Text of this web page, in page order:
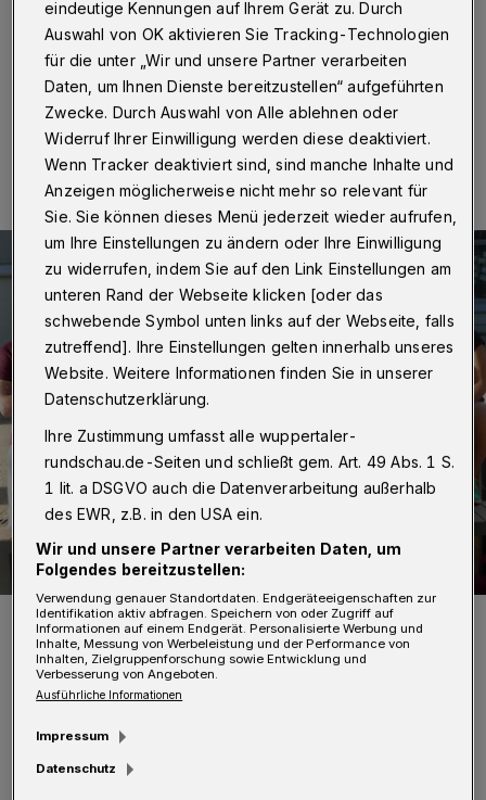
Wuppertal· Die weibliche E-Jugend des Vohwinkeler
STV (Jahrgänge 2006 bis 2008) sucht Verstärkung.
29.05.2017 , 21:29 Uhr Eine Minute Lesezeit
Das Team freut sich über Zugänge.
Foto: Verein
Sie trainiert montags von 17 bi 18.30 Uhr in der
eindeutige Kennungen auf Ihrem Gerät zu. Durch
Auswahl von OK aktivieren Sie Tracking-Technologien
für die unter „Wir und unsere Partner verarbeiten
Daten, um Ihnen Dienste bereitzustellen“ aufgeführten
Zwecke. Durch Auswahl von Alle ablehnen oder
Widerruf Ihrer Einwilligung werden diese deaktiviert.
Wenn Tracker deaktiviert sind, sind manche Inhalte und
Anzeigen möglicherweise nicht mehr so relevant für
Sie. Sie können dieses Menü jederzeit wieder aufrufen,
um Ihre Einstellungen zu ändern oder Ihre Einwilligung
zu widerrufen, indem Sie auf den Link Einstellungen am
unteren Rand der Webseite klicken [oder das
schwebende Symbol unten links auf der Webseite, falls
zutreffend]. Ihre Einstellungen gelten innerhalb unseres
Website. Weitere Informationen finden Sie in unserer
Datenschutzerklärung.
Ihre Zustimmung umfasst alle wuppertaler-
rundschau.de-Seiten und schließt gem. Art. 49 Abs. 1 S.
1 lit. a DSGVO auch die Datenverarbeitung außerhalb
des EWR, z.B. in den USA ein.
Wir und unsere Partner verarbeiten Daten, um
Folgendes bereitzustellen:
Verwendung genauer Standortdaten. Endgeräteeigenschaften zur
Identifikation aktiv abfragen. Speichern von oder Zugriff auf
Informationen auf einem Endgerät. Personalisierte Werbung und
Inhalte, Messung von Werbeleistung und der Performance von
Inhalten, Zielgruppenforschung sowie Entwicklung und
Verbesserung von Angeboten.
Ausführliche Informationen
Impressum
Datenschutz